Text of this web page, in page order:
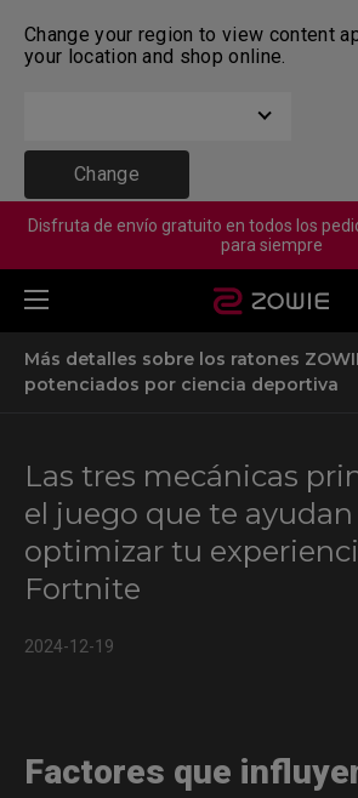
Change your region to view content
your location and shop online.
Change
Disfruta de envío gratuito en todos los
para siempre
Más detalles sobre los ratones
potenciados por ciencia deportiva
Los escenarios y mecánicas más
Las mecánicas más importantes en el
por ciencia deportiva
Las tres mecánicas
el juego que te ayudan
optimizar tu
Fortnite
2024-12-19
Factores que